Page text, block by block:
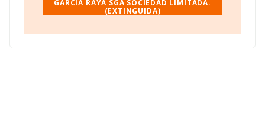
La sociedadAlfredo Garcia Raya Sga Sociedad
Limitada. (extinguida), NIF B91999615, tiene su
Ed Atenas núm. 19 Piso 11 A, (41018), en el municipio
GARCIA RAYA SGA SOCIEDAD LIMITADA.
(EXTINGUIDA)